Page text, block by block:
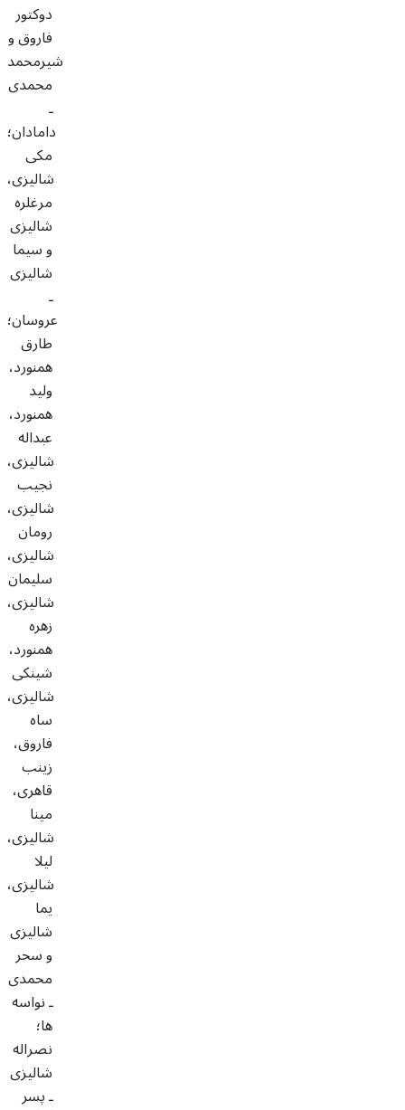
دوكتور
فاروق و
شيرمحمد
محمدى
ـ
دامادان؛
مكى
شاليزى،
مرغلره
شاليزى
و سيما
شاليزى
ـ
عروسان؛
طارق
همنورد،
وليد
همنورد،
عبداله
شاليزى،
نجيب
شاليزى،
رومان
شاليزى،
سليمان
شاليزى،
زهره
همنورد،
شينكى
شاليزى،
ساه
فاروق،
زينب
قاهرى،
مينا
شاليزى،
ليلا
شاليزى،
یما
شالیزی
و سحر
محمدى
ـ نواسه
ها؛
نصراله
شاليزى
ـ پسر